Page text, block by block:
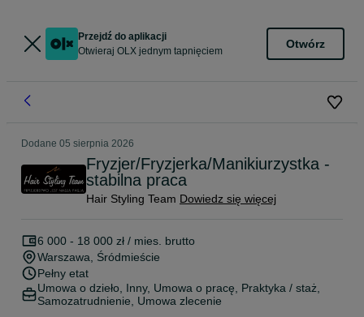
Przejdź do aplikacji
Otwieraj OLX jednym tapnięciem
Otwórz
Dodane 05 sierpnia 2026
Fryzjer/Fryzjerka/Manikiurzystka -
stabilna praca
Hair Styling Team Dowiedz się więcej
6 000 - 18 000 zł / mies. brutto
Warszawa , Śródmieście
Pełny etat
Umowa o dzieło, Inny, Umowa o pracę, Praktyka / staż,
Samozatrudnienie, Umowa zlecenie